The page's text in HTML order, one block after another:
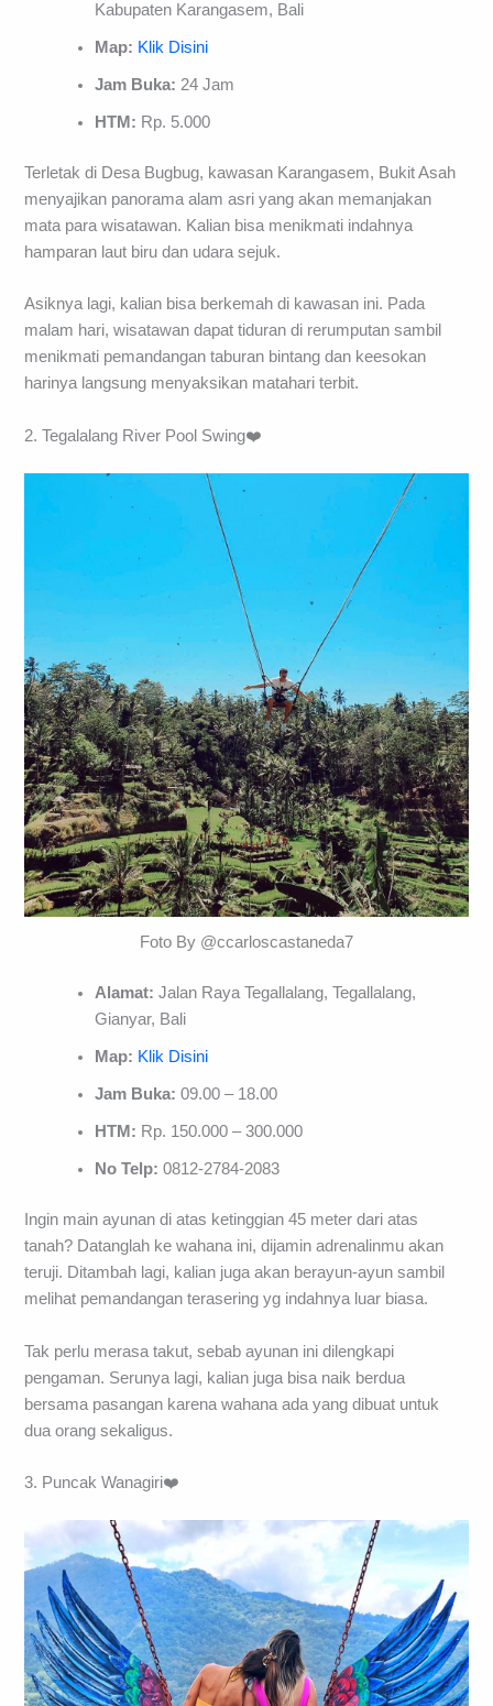
Kabupaten Karangasem, Bali
Map: Klik Disini
Jam Buka: 24 Jam
HTM: Rp. 5.000
Terletak di Desa Bugbug, kawasan Karangasem, Bukit Asah
menyajikan panorama alam asri yang akan memanjakan
mata para wisatawan. Kalian bisa menikmati indahnya
hamparan laut biru dan udara sejuk.
Asiknya lagi, kalian bisa berkemah di kawasan ini. Pada
malam hari, wisatawan dapat tiduran di rerumputan sambil
menikmati pemandangan taburan bintang dan keesokan
harinya langsung menyaksikan matahari terbit.
2. Tegalalang River Pool Swing❤️
Foto By @ccarloscastaneda7
Alamat:Jalan Raya Tegallalang, Tegallalang,
Gianyar, Bali
Map: Klik Disini
Jam Buka:09.00 – 18.00
HTM: Rp. 150.000 – 300.000
No Telp:0812-2784-2083
Ingin main ayunan di atas ketinggian 45 meter dari atas
tanah? Datanglah ke wahana ini, dijamin adrenalinmu akan
teruji. Ditambah lagi, kalian juga akan berayun-ayun sambil
melihat pemandangan terasering yg indahnya luar biasa.
Tak perlu merasa takut, sebab ayunan ini dilengkapi
pengaman. Serunya lagi, kalian juga bisa naik berdua
bersama pasangan karena wahana ada yang dibuat untuk
dua orang sekaligus.
3. Puncak Wanagiri❤️